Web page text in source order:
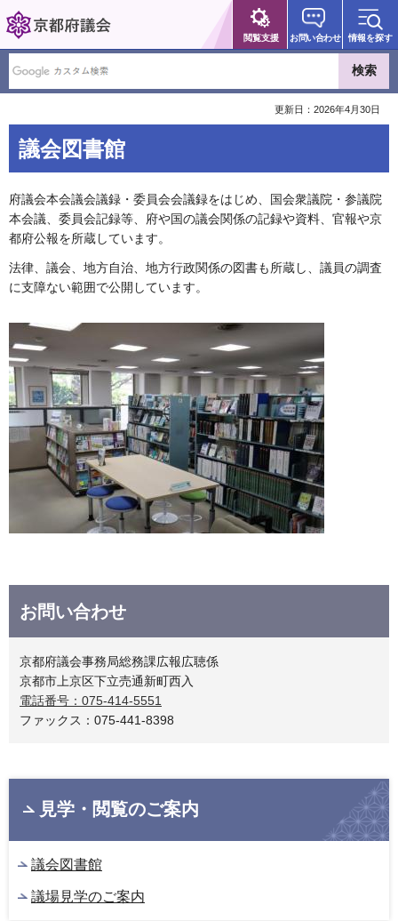
京都府議会
閲覧支援 お問い合わせ 情報を探す
更新日：2026年4月30日
議会図書館
府議会本会議会議録・委員会会議録をはじめ、国会衆議院・参議院
本会議、委員会記録等、府や国の議会関係の記録や資料、官報や京
都府公報を所蔵しています。
法律、議会、地方自治、地方行政関係の図書も所蔵し、議員の調査
に支障ない範囲で公開しています。
お問い合わせ
京都府議会事務局総務課広報広聴係
京都市上京区下立売通新町西入
電話番号：075-414-5551
ファックス：075-441-8398
見学・閲覧のご案内
議会図書館
議場見学のご案内